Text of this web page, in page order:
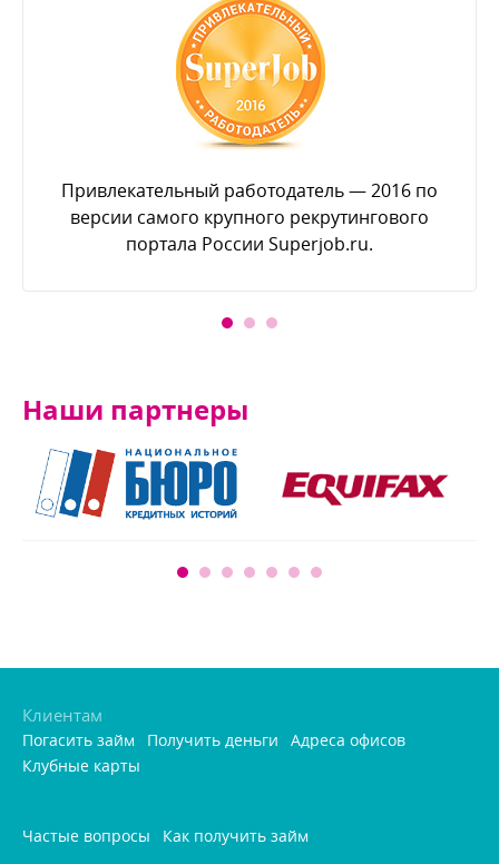
Привлекательный работодатель — 2016 по
ерсии самого крупного рекрутингового
портала России Superjob.ru.
Наши партнеры
Клиентам
Погасить займ Получить деньги
Адреса офисо
Клубные карты
Частые вопросы Как получить займ